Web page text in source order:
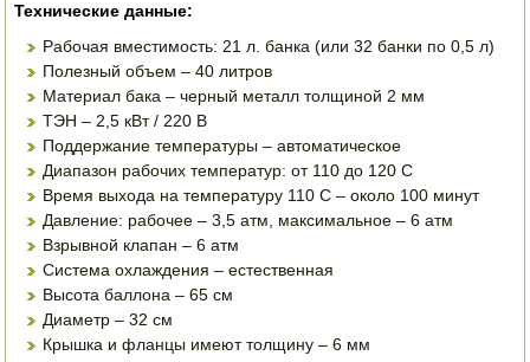
ТОВАРЫ ДЛЯ ЗИМЫ
ДЛЯ ФЕРМЕРА
ОБОРУДОВАНИЕ ДЛЯ ПЧЕЛОВОДСТВА
ДОИЛЬНЫЕ АППАРАТЫ
СРЕДСТВА ОТ ВРЕДИТЕЛЕЙ
ПОСУДА ДЛЯ КУХНИ
ДУШ ДЛЯ ДАЧИ И ДОМА
Технические данные:
Рабочая вместимость: 21 л. банка (или 32 банки по 0,5 л)
Полезный объем – 40 литров
Материал бака – черный металл толщиной 2 мм
ТЭН – 2,5 кВт / 220 В
Поддержание температуры – автоматическое
Диапазон рабочих температур: от 110 до 120 С
Время выхода на температуру 110 С – около 100 минут
Давление: рабочее – 3,5 атм, максимальное – 6 атм
Взрывной клапан – 6 атм
Система охлаждения – естественная
Высота баллона – 65 см
Диаметр – 32 см
Крышка и фланцы имеют толщину – 6 мм